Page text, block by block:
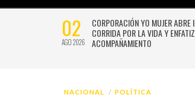
29
JUL 2026
“LA PÉRGOLA DE LAS FLORES”
RENOVADA Y CHISPEANTE BAJO
BECERRA Y GERMÁN SILVA
NACIONAL POLÍTICA